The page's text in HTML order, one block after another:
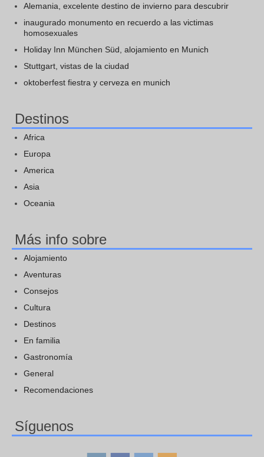
Alemania, excelente destino de invierno para descubrir
inaugurado monumento en recuerdo a las victimas
homosexuales
Holiday Inn München Süd, alojamiento en Munich
Stuttgart, vistas de la ciudad
oktoberfest fiestra y cerveza en munich
Destinos
Africa
Europa
America
Asia
Oceania
Más info sobre
Alojamiento
Aventuras
Consejos
Cultura
Destinos
En familia
Gastronomía
General
Recomendaciones
Síguenos